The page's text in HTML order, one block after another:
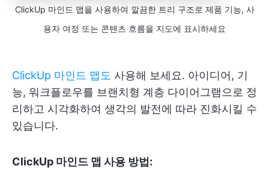
ClickUp 마인드 맵을 사용하여 깔끔한 트리 구조로 제품 기능, 사
용자 여정 또는 콘텐츠 흐름을 지도에 표시하세요
ClickUp 마인드 맵도 사용해 보세요. 아이디어, 기
능, 워크플로우를 브랜치형 계층 다이어그램으로 정
리하고 시각화하여 생각의 발전에 따라 진화시킬 수
있습니다.
ClickUp 마인드 맵 사용 방법: